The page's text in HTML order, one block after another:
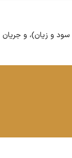
سود و زیان)، و